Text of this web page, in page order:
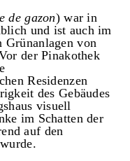
de gazon) war in
und ist auch im
Grünanlagen von
der Pinakothek
Residenzen
des Gebäudes
visuell
im Schatten der
auf den